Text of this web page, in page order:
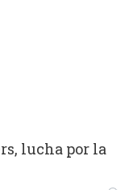
lucha por la